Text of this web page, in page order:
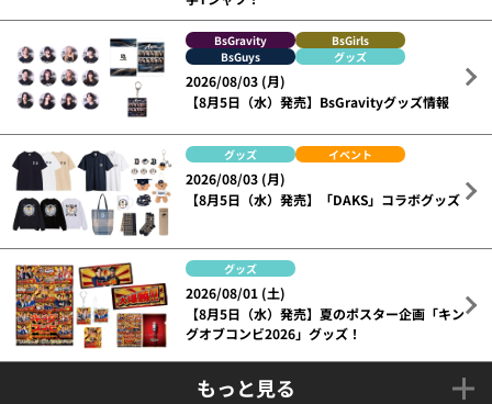
BsGravity
BsGirls
BsGuys
グッズ
2026/08/03 (月)
【8月5日（水）発売】BsGravityグッズ情報
グッズ イベント
2026/08/03 (月)
【8月5日（水）発売】「DAKS」コラボグッズ
グッズ
2026/08/01 (土)
【8月5日（水）発売】夏のポスター企画「キン
グオブコンビ2026」グッズ！
もっと見る